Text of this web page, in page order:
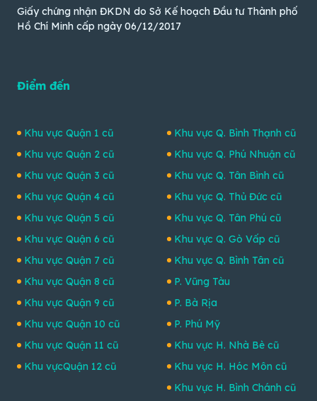
Giấy chứng nhận ĐKDN do Sở Kế hoạch Đầu tư Thành phố
Hồ Chí Minh cấp ngày 06/12/2017
Điểm đến
Khu vực Quận 1 cũ
Khu vực Quận 2 cũ
Khu vực Quận 3 cũ
Khu vực Quận 4 cũ
Khu vực Quận 5 cũ
Khu vực Quận 6 cũ
Khu vực Quận 7 cũ
Khu vực Quận 8 cũ
Khu vực Quận 9 cũ
Khu vực Quận 10 cũ
Khu vực Quận 11 cũ
Khu vựcQuận 12 cũ
Khu vực Q. Bình Thạnh cũ
Khu vực Q. Phú Nhuận cũ
Khu vực Q. Tân Bình cũ
Khu vực Q. Thủ Đức cũ
Khu vực Q. Tân Phú cũ
Khu vực Q. Gò Vấp cũ
Khu vực Q. Bình Tân cũ
P. Vũng Tàu
P. Bà Rịa
P. Phú Mỹ
Khu vực H. Nhà Bè cũ
Khu vực H. Hóc Môn cũ
Khu vực H. Bình Chánh cũ